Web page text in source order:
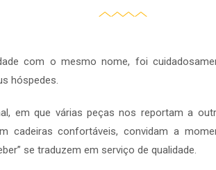
com o mesmo nome, foi
hóspedes.
em que várias peças nos reportam a
cadeiras confortáveis, convidam a
se traduzem em serviço de qualidade.